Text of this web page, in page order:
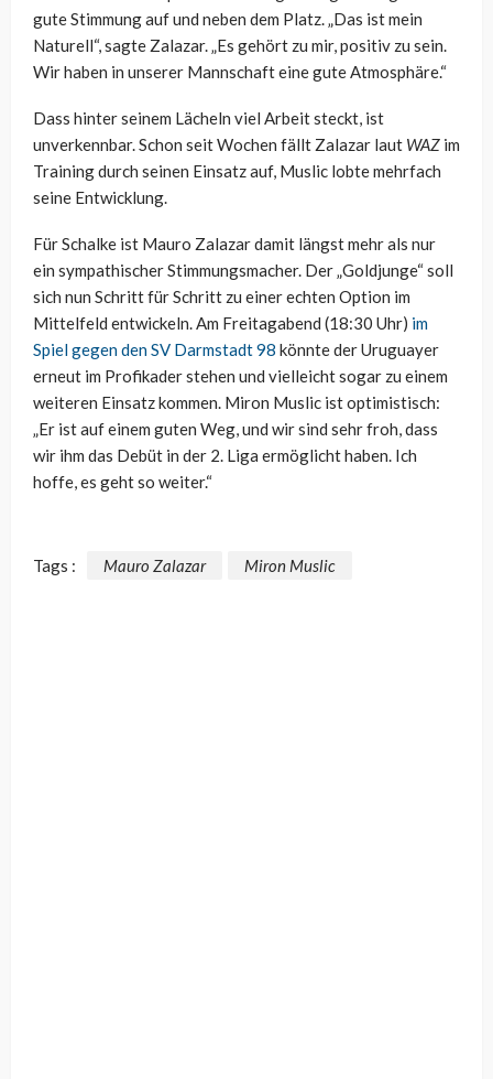
gute Stimmung auf und neben dem Platz. „Das ist mein
Naturell“, sagte Zalazar. „Es gehört zu mir, positiv zu sein.
Wir haben in unserer Mannschaft eine gute Atmosphäre.“
Dass hinter seinem Lächeln viel Arbeit steckt, ist
unverkennbar. Schon seit Wochen fällt Zalazar laut WAZ im
Training durch seinen Einsatz auf, Muslic lobte mehrfach
seine Entwicklung.
Für Schalke ist Mauro Zalazar damit längst mehr als nur
ein sympathischer Stimmungsmacher. Der „Goldjunge“ soll
sich nun Schritt für Schritt zu einer echten Option im
Mittelfeld entwickeln. Am Freitagabend (18:30 Uhr) im
Spiel gegen den SV Darmstadt 98 könnte der Uruguayer
erneut im Profikader stehen und vielleicht sogar zu einem
weiteren Einsatz kommen. Miron Muslic ist optimistisch:
„Er ist auf einem guten Weg, und wir sind sehr froh, dass
wir ihm das Debüt in der 2. Liga ermöglicht haben. Ich
hoffe, es geht so weiter.“
Tags : Mauro Zalazar Miron Muslic